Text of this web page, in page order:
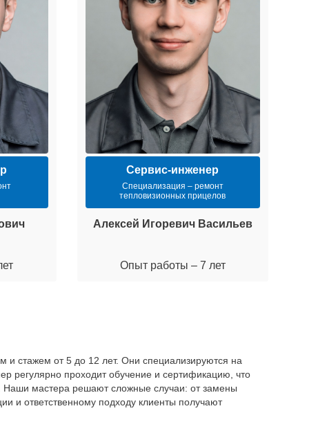
Сервис-инженер
Специализация – ремонт
тепловизионных прицелов
Алексей Игоревич Васильев
Опыт работы – 7 лет
стажем от 5 до 12 лет. Они специализируются на
регулярно проходит обучение и сертификацию, что
Наши мастера решают сложные случаи: от замены
и ответственному подходу клиенты получают